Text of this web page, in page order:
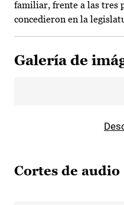
familiar, frente a las tres
concedieron en la
Galería de
Cortes de audio